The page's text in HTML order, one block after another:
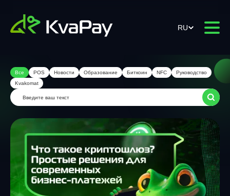
RU
Все POS Новости Образование Биткоин NFC
Руководство
Kvakomat